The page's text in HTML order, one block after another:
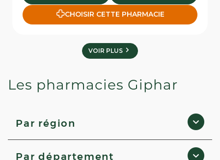
CHOISIR CETTE PHARMACIE
VOIR PLUS
Les pharmacies Giphar
Par région
Occitanie
Par département